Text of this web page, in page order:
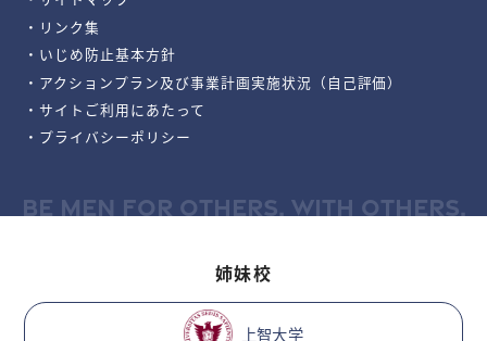
・リンク集
・いじめ防止基本方針
・アクションプラン及び事業計画実施状況（自己評価）
・サイトご利用にあたって
・プライバシーポリシー
BE MEN FOR OTHERS, WITH OTHERS.
姉妹校
上智大学